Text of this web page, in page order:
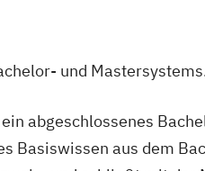
und
abgeschlossenes
Basiswissen aus dem